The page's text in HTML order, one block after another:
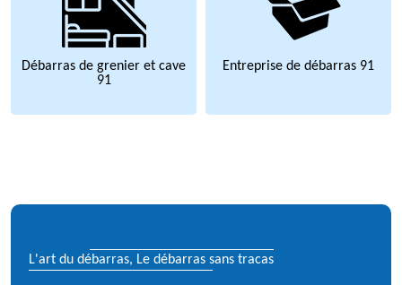
Débarras de grenier et cave
91
Entreprise de débarras 91
L'art du débarras, Le débarras sans tracas